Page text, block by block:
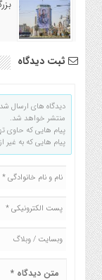
ثبت دیدگاه
دیدگاه های ارسال
منتشر خواهد شد.
پیام هایی که حاوی
پیام هایی که به غیر